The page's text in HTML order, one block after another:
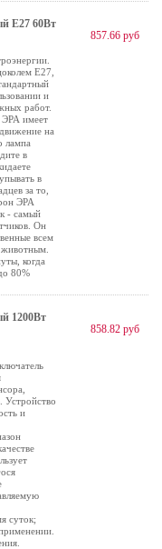
E27 60Вт
Е27,
и
работ.
ЭРА имеет
на
лампа
в
в
за то,
ЭРА
- самый
Он
всем
когда
80%
857.66 руб
1200Вт
Устройство
и
суток;
858.82 руб